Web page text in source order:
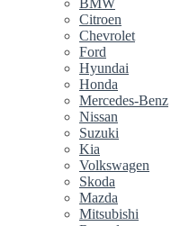
BMW
Citroen
Chevrolet
Ford
Hyundai
Honda
Mercedes-Benz
Nissan
Suzuki
Kia
Volkswagen
Skoda
Mazda
Mitsubishi